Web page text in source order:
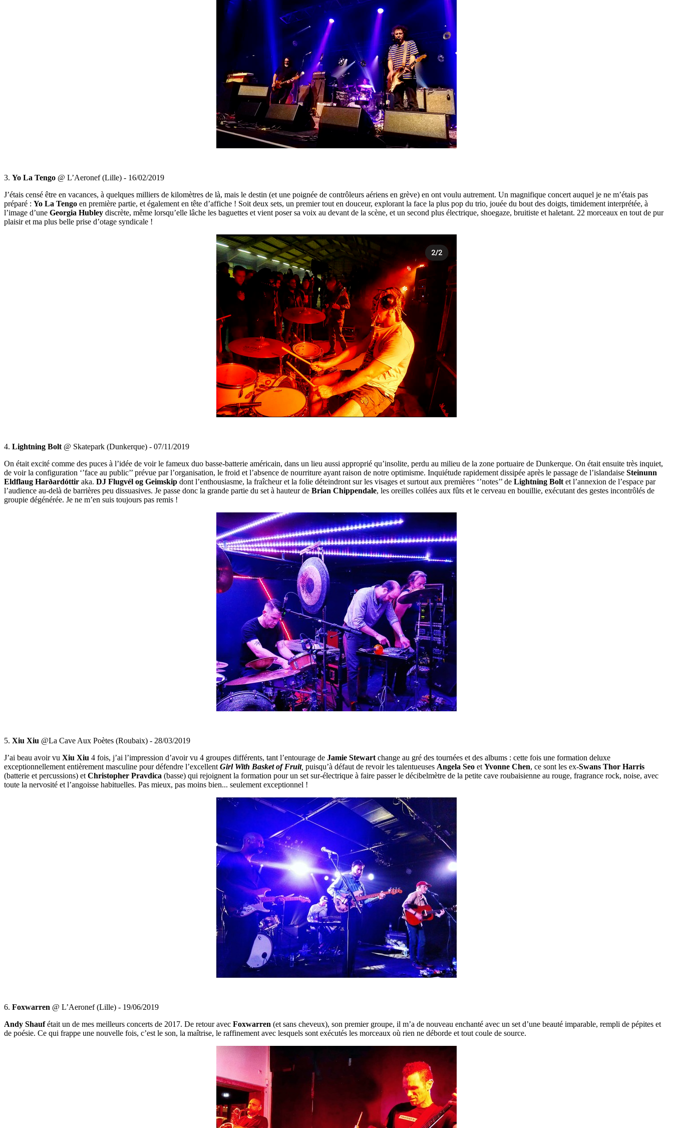
3. Yo La Tengo @ L’Aeronef (Lille) - 16/02/2019
J’étais censé être en vacances, à quelques milliers de kilomètres de là, mais le destin (et une poignée de contrôleurs aériens en grève) en ont voulu autrement. Un magnifique concert auquel je ne m’étais pas
préparé : Yo La Tengo en première partie, et également en tête d’affiche ! Soit deux sets, un premier tout en douceur, explorant la face la plus pop du trio, jouée du bout des doigts, timidement interprétée, à
l’image d’une Georgia Hubley discrète, même lorsqu’elle lâche les baguettes et vient poser sa voix au devant de la scène, et un second plus électrique, shoegaze, bruitiste et haletant. 22 morceaux en tout de pur
plaisir et ma plus belle prise d’otage syndicale !
4. Lightning Bolt @ Skatepark (Dunkerque) - 07/11/2019
On était excité comme des puces à l’idée de voir le fameux duo basse-batterie américain, dans un lieu aussi approprié qu’insolite, perdu au milieu de la zone portuaire de Dunkerque. On était ensuite très inquiet,
de voir la configuration ‘’face au public’’ prévue par l’organisation, le froid et l’absence de nourriture ayant raison de notre optimisme. Inquiétude rapidement dissipée après le passage de l’islandaise Steinunn
Eldflaug Harðardóttir aka. DJ Flugvél og Geimskip dont l’enthousiasme, la fraîcheur et la folie déteindront sur les visages et surtout aux premières ‘’notes’’ de Lightning Bolt et l’annexion de l’espace par
l’audience au-delà de barrières peu dissuasives. Je passe donc la grande partie du set à hauteur de Brian Chippendale, les oreilles collées aux fûts et le cerveau en bouillie, exécutant des gestes incontrôlés de
groupie dégénérée. Je ne m’en suis toujours pas remis !
5. Xiu Xiu @La Cave Aux Poètes (Roubaix) - 28/03/2019
J’ai beau avoir vu Xiu Xiu 4 fois, j’ai l’impression d’avoir vu 4 groupes différents, tant l’entourage de Jamie Stewart change au gré des tournées et des albums : cette fois une formation deluxe
exceptionnellement entièrement masculine pour défendre l’excellent Girl With Basket of Fruit, puisqu’à défaut de revoir les talentueuses Angela Seo et Yvonne Chen, ce sont les ex-Swans Thor Harris
(batterie et percussions) et Christopher Pravdica (basse) qui rejoignent la formation pour un set sur-électrique à faire passer le décibelmètre de la petite cave roubaisienne au rouge, fragrance rock, noise, avec
toute la nervosité et l’angoisse habituelles. Pas mieux, pas moins bien... seulement exceptionnel !
6. Foxwarren @ L’Aeronef (Lille) - 19/06/2019
Andy Shaufétait un de mes meilleurs concerts de 2017. De retour avec Foxwarren (et sans cheveux), son premier groupe, il m’a de nouveau enchanté avec un set d’une beauté imparable, rempli de pépites et
de poésie. Ce qui frappe une nouvelle fois, c’est le son, la maîtrise, le raffinement avec lesquels sont exécutés les morceaux où rien ne déborde et tout coule de source.